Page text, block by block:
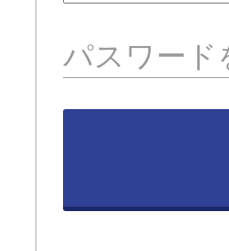
パスワー